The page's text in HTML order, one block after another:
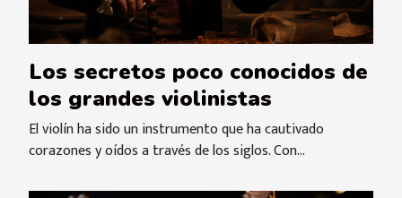
Los secretos poco conocidos de
los grandes violinistas
El violín ha sido un instrumento que ha cautivado
corazones y oídos a través de los siglos. Con...